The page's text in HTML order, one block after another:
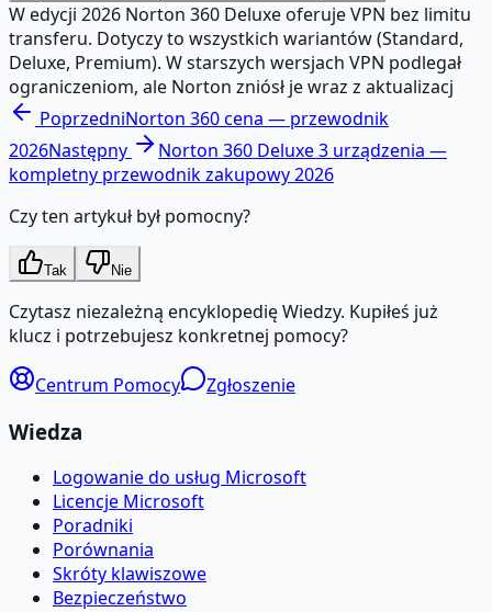
W edycji 2026 Norton 360 Deluxe oferuje VPN bez limitu
transferu. Dotyczy to wszystkich wariantów (Standard,
Deluxe, Premium). W starszych wersjach VPN podlegał
ograniczeniom, ale Norton zniósł je wraz z aktualizacj
PoprzedniNorton 360 cena — przewodnik
2026Następny
Norton 360 Deluxe 3 urządzenia —
kompletny przewodnik zakupowy 2026
Czy ten artykuł był pomocny?
Tak Nie
Czytasz niezależną encyklopedię Wiedzy. Kupiłeś już
klucz i potrzebujesz konkretnej pomocy?
Centrum Pomocy Zgłoszenie
Wiedza
Logowanie do usług Microsoft
Licencje Microsoft
Poradniki
Porównania
Skróty klawiszowe
Bezpieczeństwo